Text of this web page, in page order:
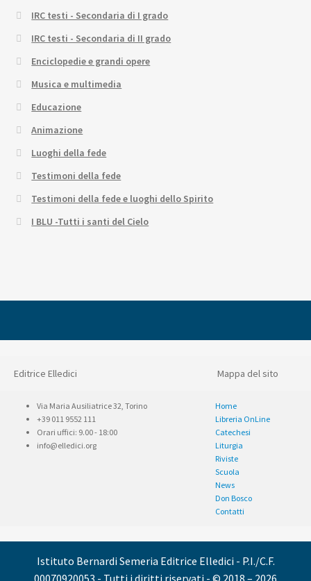
IRC testi - Secondaria di I grado
IRC testi - Secondaria di II grado
Enciclopedie e grandi opere
Musica e multimedia
Educazione
Animazione
Luoghi della fede
Testimoni della fede
Testimoni della fede e luoghi dello Spirito
I BLU -Tutti i santi del Cielo
Editrice Elledici Mappa del sito
Via Maria Ausiliatrice 32, Torino
+39 011 9552 111
Orari uffici: 9.00 - 18:00
info@elledici.org
Home
Libreria OnLine
Catechesi
Liturgia
Riviste
Scuola
News
Don Bosco
Contatti
Istituto Bernardi Semeria Editrice Elledici - P.I./C.F.